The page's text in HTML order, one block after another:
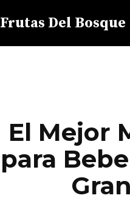
al
contenido
Frutas Del Bosque
El Mejor
para